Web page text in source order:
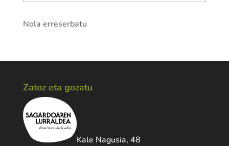
Nola erreserbatu
Zatoz eta gozatu
Kale Nagusia, 48